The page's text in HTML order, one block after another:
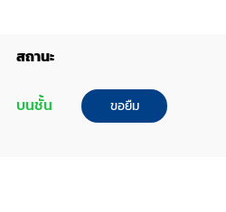
สถานะ
บนชั้น ขอยืม